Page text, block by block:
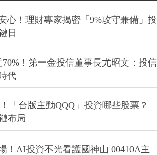
心！理財專家揭密「9%攻守兼備」投
日
！第一金投信董事長尤昭文：投信
代
「台版主動QQQ」投資哪些股票？
布局
！AI投資不光看護國神山 00410A主